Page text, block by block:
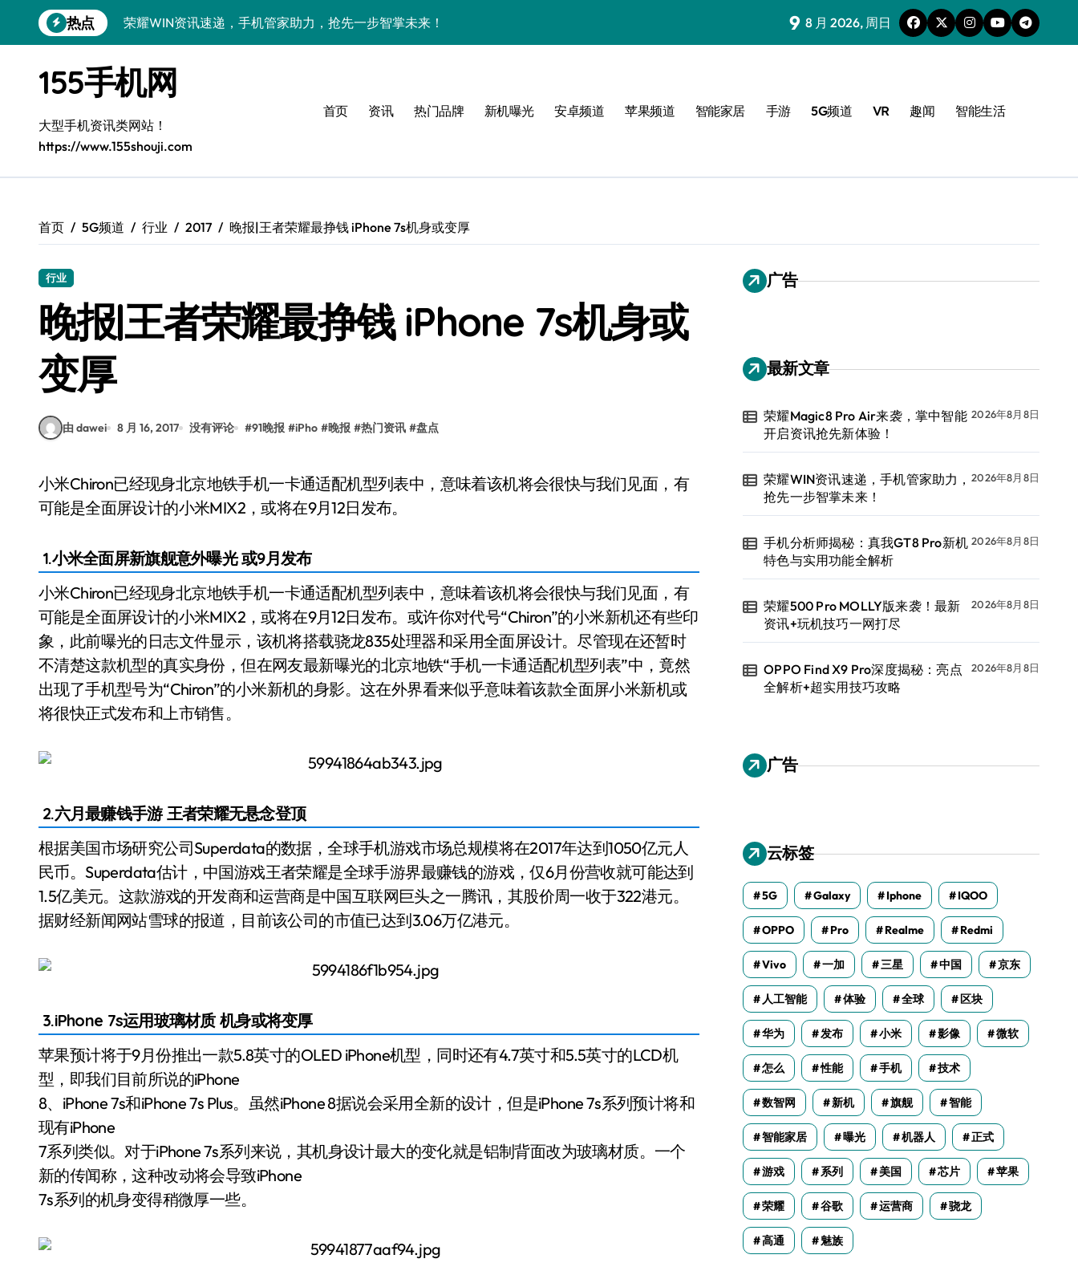
到
热点
荣耀WIN资讯速递，手机管家助力，抢先一步智掌未来！
荣耀500 Pro MOLLY版来袭！最新资讯+玩机技巧一网打尽
OPPO Find X9 Pro深度揭秘：亮点全解析+超实用技巧攻略
vivo S50 Pro mini来袭：小屏旗舰，亮点纷呈速来围观！
荣耀ROBOT PHONE：智领生活，资讯一手轻松掌控！
iPhone 17e重磅来袭：性能配置大升级，亮点全解析！
荣耀Magic8 Pro Air来袭，掌中智能开启资讯抢先新体验！
9 8 月 2026, 周日
155手机网
大型手机资讯类网站！
https://www.155shouji.com
首页 资讯 热门品牌 新机曝光 安卓频道 苹果频道 智能家居 手游 5G频道 VR 趣闻 智能生活
首页 5G频道 行业 2017 晚报|王者荣耀最挣钱 iPhone 7s机身或变厚
行业
晚报|王者荣耀最挣钱 iPhone 7s机身或
变厚
由 dawei 8 月 16, 2017 没有评论 #91晚报 #iPho #晚报 #热门资讯 #盘点
小米Chiron已经现身北京地铁手机一卡通适配机型列表中，意味着该机将会很快与我们见面，有
可能是全面屏设计的小米MIX2，或将在9月12日发布。
1.小米全面屏新旗舰意外曝光 或9月发布
小米Chiron已经现身北京地铁手机一卡通适配机型列表中，意味着该机将会很快与我们见面，有
可能是全面屏设计的小米MIX2，或将在9月12日发布。或许你对代号“Chiron”的小米新机还有些印
象，此前曝光的日志文件显示，该机将搭载骁龙835处理器和采用全面屏设计。尽管现在还暂时
不清楚这款机型的真实身份，但在网友最新曝光的北京地铁“手机一卡通适配机型列表”中，竟然
出现了手机型号为“Chiron”的小米新机的身影。这在外界看来似乎意味着该款全面屏小米新机或
将很快正式发布和上市销售。
2.六月最赚钱手游 王者荣耀无悬念登顶
根据美国市场研究公司Superdata的数据，全球手机游戏市场总规模将在2017年达到1050亿元人
民币。Superdata估计，中国游戏王者荣耀是全球手游界最赚钱的游戏，仅6月份营收就可能达到
1.5亿美元。这款游戏的开发商和运营商是中国互联网巨头之一腾讯，其股价周一收于322港元。
据财经新闻网站雪球的报道，目前该公司的市值已达到3.06万亿港元。
3.iPhone 7s运用玻璃材质 机身或将变厚
苹果预计将于9月份推出一款5.8英寸的OLED iPhone机型，同时还有4.7英寸和5.5英寸的LCD机
型，即我们目前所说的iPhone
8、iPhone 7s和iPhone 7s Plus。虽然iPhone 8据说会采用全新的设计，但是iPhone 7s系列预计将和
现有iPhone
7系列类似。对于iPhone 7s系列来说，其机身设计最大的变化就是铝制背面改为玻璃材质。一个
新的传闻称，这种改动将会导致iPhone
7s系列的机身变得稍微厚一些。
广告
最新文章
荣耀Magic8 Pro Air来袭，掌中智能
开启资讯抢先新体验！
2026年8月8日
荣耀WIN资讯速递，手机管家助力，
抢先一步智掌未来！
2026年8月8日
手机分析师揭秘：真我GT8 Pro新机
特色与实用功能全解析
2026年8月8日
荣耀500 Pro MOLLY版来袭！最新
资讯+玩机技巧一网打尽
2026年8月8日
OPPO Find X9 Pro深度揭秘：亮点
全解析+超实用技巧攻略
2026年8月8日
广告
云标签
5G Galaxy Iphone IQOO
OPPO Pro Realme Redmi
Vivo 一加 三星 中国 京东
人工智能 体验 全球 区块
华为 发布 小米 影像 微软
怎么 性能 手机 技术
数智网 新机 旗舰 智能
智能家居 曝光 机器人 正式
游戏 系列 美国 芯片 苹果
荣耀 谷歌 运营商 骁龙
高通 魅族